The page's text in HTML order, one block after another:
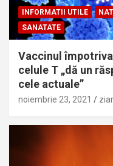
INFORMATII UTILE
SANATATE
Vaccinul
celule T „dă un
cele actuale”
noiembrie 23, 2021